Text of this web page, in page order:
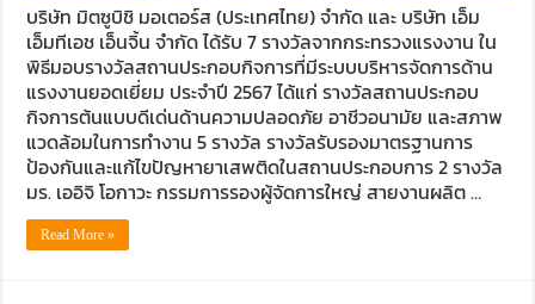
บริษัท มิตซูบิชิ มอเตอร์ส (ประเทศไทย) จำกัด และ บริษัท เอ็ม
เอ็มทีเอช เอ็นจิ้น จำกัด ได้รับ 7 รางวัลจากกระทรวงแรงงาน ใน
พิธีมอบรางวัลสถานประกอบกิจการที่มีระบบบริหารจัดการด้าน
แรงงานยอดเยี่ยม ประจำปี 2567 ได้แก่ รางวัลสถานประกอบ
กิจการต้นแบบดีเด่นด้านความปลอดภัย อาชีวอนามัย และสภาพ
แวดล้อมในการทำงาน 5 รางวัล รางวัลรับรองมาตรฐานการ
ป้องกันและแก้ไขปัญหายาเสพติดในสถานประกอบการ 2 รางวัล
มร. เออิจิ โอกาวะ กรรมการรองผู้จัดการใหญ่ สายงานผลิต …
Read More »